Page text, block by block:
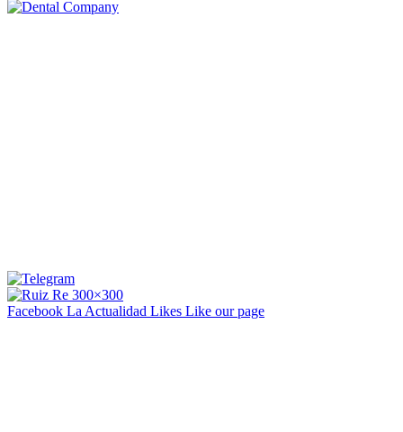
Facebook La Actualidad Likes Like our page